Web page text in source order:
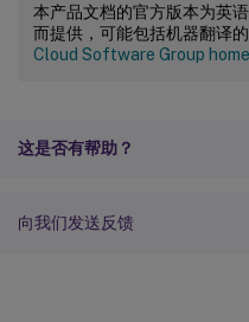
本产品文档的官方版本为英
而提供，可能包括机器翻译
Cloud Software Group home
这是否有帮助？
向我们发送反馈